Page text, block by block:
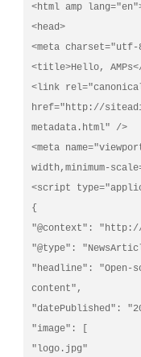
<html amp
<head>
<meta charset="utf-
<title>Hello,
<link
href="http://
metadata.html" />
<meta
width,minimum-
<script
{
"@context": "http://
"@type":
"headline": "Open-
content",
"datePublished":
"image": [
"logo.jpg"